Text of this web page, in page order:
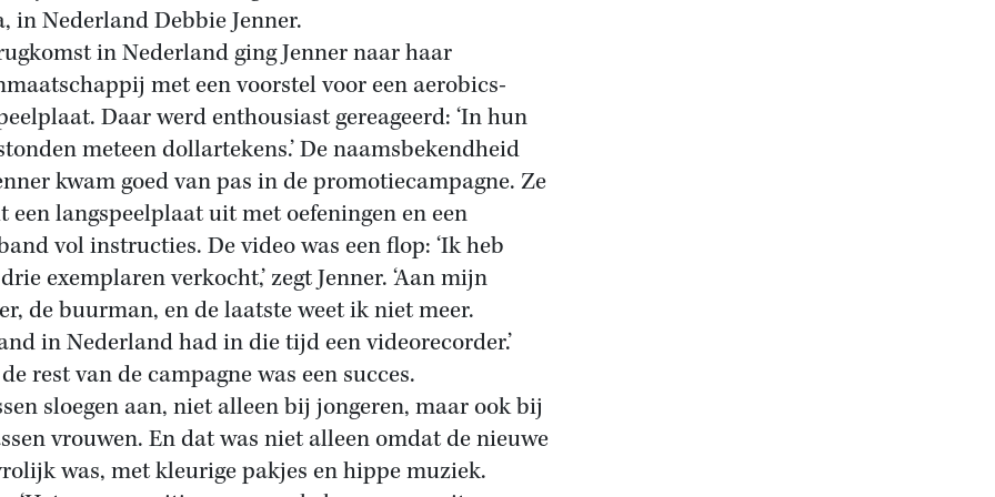
in Nederland Debbie Jenner.
in Nederland ging Jenner naar haar
met een voorstel voor een aerobics-
Daar werd enthousiast gereageerd: ‘In hun
meteen dollartekens.’ De naamsbekendheid
kwam goed van pas in de promotiecampagne. Ze
een langspeelplaat uit met oefeningen en een
vol instructies. De video was een flop: ‘Ik heb
exemplaren verkocht,’ zegt Jenner. ‘Aan mijn
de buurman, en de laatste weet ik niet meer.
in Nederland had in die tijd een videorecorder.’
rest van de campagne was een succes.
sloegen aan, niet alleen bij jongeren, maar ook bij
vrouwen. En dat was niet alleen omdat de nieuwe
was, met kleurige pakjes en hippe muziek.